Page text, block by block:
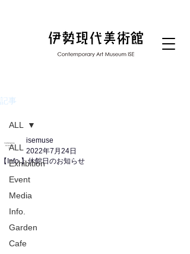
記事
ALL
Exhibition
Event
Media
Info.
Garden
Cafe
ALL
【Info.】休館日のお知らせ
isemuse
2022年7月24日